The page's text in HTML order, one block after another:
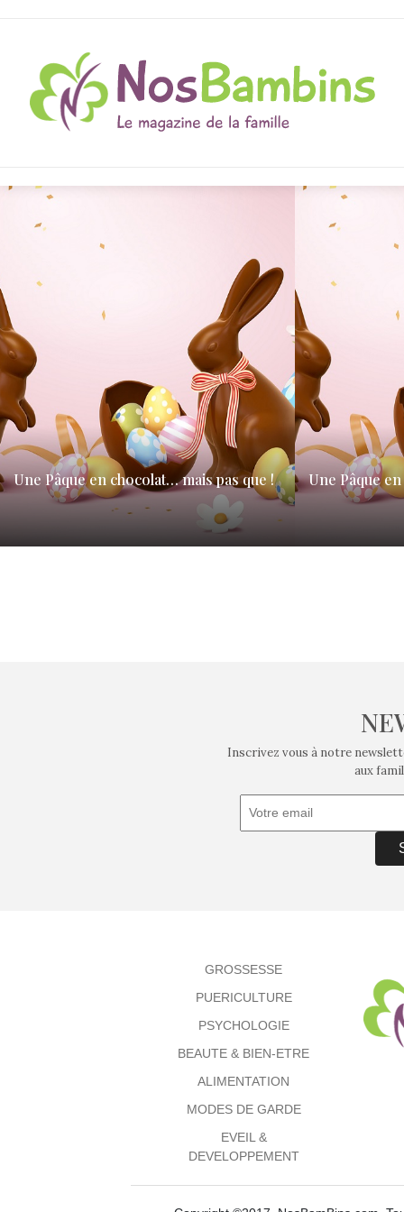
Une Pâque en chocolat… mais pas que !
Le temps du carême a commencé le 5 mars. Le
dimanche 20 avril, ce sera la fête où…
Une Pâque
Le temps du
Inscrivez vous à notre
aux
GROSSESSE
PUERICULTURE
PSYCHOLOGIE
BEAUTE & BIEN-ETRE
ALIMENTATION
MODES DE GARDE
EVEIL &
DEVELOPPEMENT